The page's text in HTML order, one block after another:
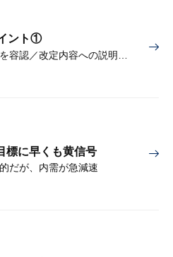
ント①
標に早くも黄信号
だが、内需が急減速